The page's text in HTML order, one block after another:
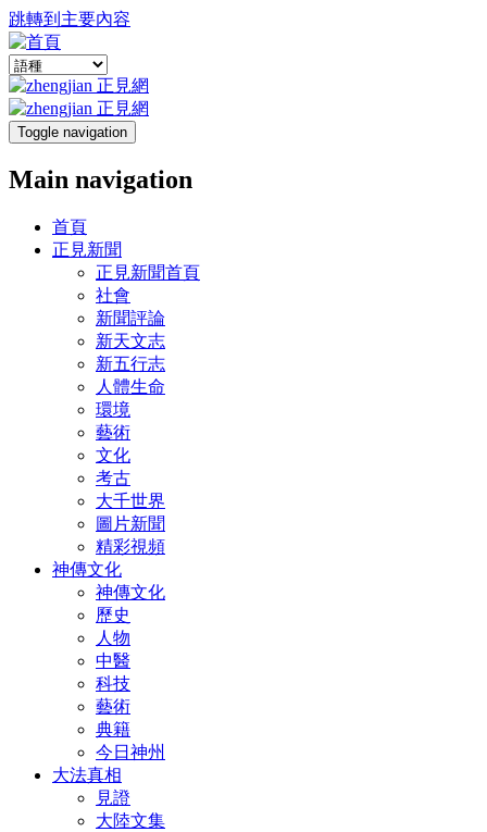
跳轉到主要內容
Toggle navigation
Main navigation
首頁
正見新聞
正見新聞首頁
社會
新聞評論
新天文志
新五行志
人體生命
環境
藝術
文化
考古
大千世界
圖片新聞
精彩視頻
神傳文化
神傳文化
歷史
人物
中醫
科技
藝術
典籍
今日神州
大法真相
見證
大陸文集